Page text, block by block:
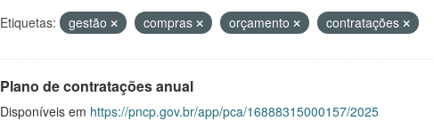
Etiquetas: gestão compras orçamento contratações
Plano de contratações anual
Disponíveis em https://pncp.gov.br/app/pca/16888315000157/2025